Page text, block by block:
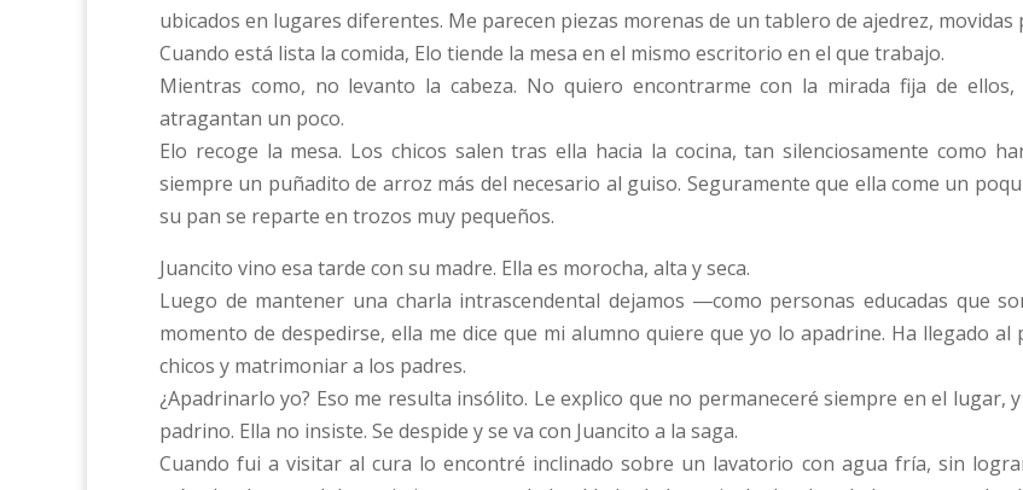
ubicados en lugares diferentes. Me parecen piezas morenas de un tablero de ajedrez,
Cuando está lista la comida, Elo tiende la mesa en el mismo escritorio en el que trabajo.
Mientras como, no levanto la cabeza. No quiero encontrarme con la mirada fija de
atragantan un poco.
Elo recoge la mesa. Los chicos salen tras ella hacia la cocina, tan silenciosamente como
siempre un puñadito de arroz más del necesario al guiso. Seguramente que ella come un
su pan se reparte en trozos muy pequeños.
Juancito vino esa tarde con su madre. Ella es morocha, alta y seca.
Luego de mantener una charla intrascendental dejamos ―como personas educadas que
momento de despedirse, ella me dice que mi alumno quiere que yo lo apadrine. Ha llegado
chicos y matrimoniar a los padres.
¿Apadrinarlo yo? Eso me resulta insólito. Le explico que no permaneceré siempre en el lugar,
padrino. Ella no insiste. Se despide y se va con Juancito a la saga.
Cuando fui a visitar al cura lo encontré inclinado sobre un lavatorio con agua fría, sin